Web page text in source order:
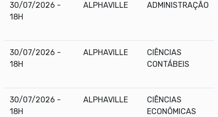
30/07/2026 -
18H
ALPHAVILLE ADMINISTRAÇÃO
30/07/2026 -
18H
ALPHAVILLE
CIÊNCIAS
CONTÁBEIS
30/07/2026 -
18H
ALPHAVILLE
CIÊNCIAS
ECONÔMICAS